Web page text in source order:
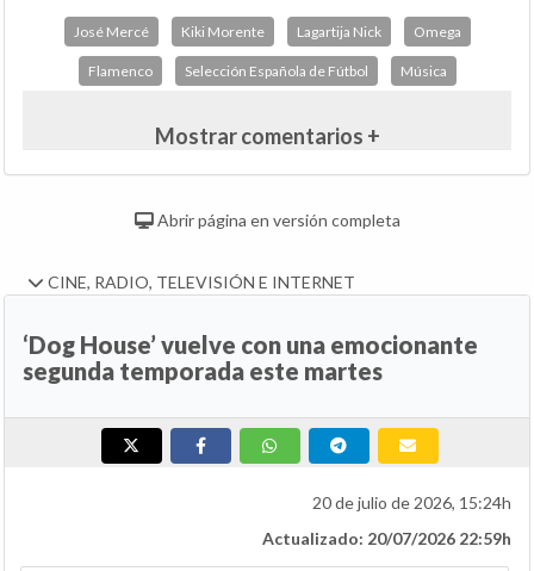
José Mercé Kiki Morente Lagartija Nick Omega
Flamenco Selección Española de Fútbol Música
Mostrar comentarios +
Abrir página en versión completa
CINE, RADIO, TELEVISIÓN E INTERNET
‘Dog House’ vuelve con una emocionante
segunda temporada este martes
20 de julio de 2026, 15:24h
Actualizado: 20/07/2026 22:59h